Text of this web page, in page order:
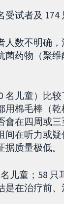
受试者及
人数不明确
菌药物（聚
名儿童）比
用棉毛棒（
會在四周或
间在听力或
质量极低。
儿童；58
在治疗前、